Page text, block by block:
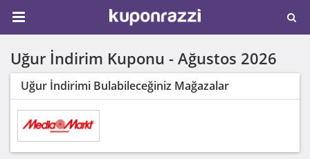
Uğur İndirim Kuponu - Ağustos 2026
Uğur İndirimi Bulabileceğiniz Mağazalar